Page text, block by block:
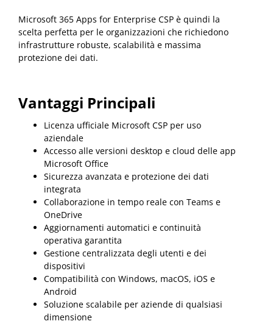
Microsoft 365 Apps for Enterprise CSP è quindi la
scelta perfetta per le organizzazioni che richiedono
infrastrutture robuste, scalabilità e massima
protezione dei dati.
Vantaggi Principali
Licenza ufficiale Microsoft CSP per uso
aziendale
Accesso alle versioni desktop e cloud delle app
Microsoft Office
Sicurezza avanzata e protezione dei dati
integrata
Collaborazione in tempo reale con Teams e
OneDrive
Aggiornamenti automatici e continuità
operativa garantita
Gestione centralizzata degli utenti e dei
dispositivi
Compatibilità con Windows, macOS, iOS e
Android
Soluzione scalabile per aziende di qualsiasi
dimensione